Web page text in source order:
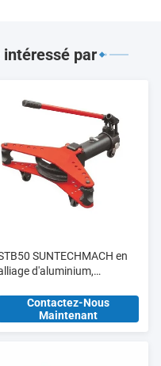
par
SUNTECHMACH en
d'aluminium,
manuel 1/2′′-2′′
Contactez-Nous
Maintenant